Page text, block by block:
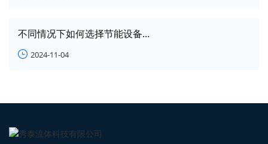
不同情况下如何选择节能设备...
 2024-11-04